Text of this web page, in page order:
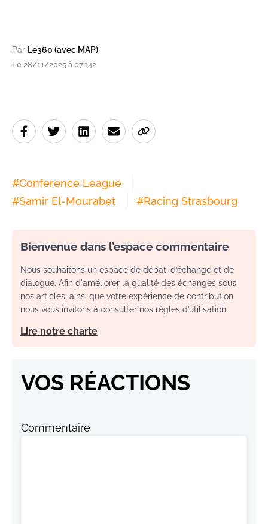
Par Le360 (avec MAP)
Le 28/11/2025 à 07h42
#Conference League
#Samir El-Mourabet #Racing Strasbourg
Bienvenue dans l’espace commentaire
Nous souhaitons un espace de débat, d’échange et de
dialogue. Afin d'améliorer la qualité des échanges sous
nos articles, ainsi que votre expérience de contribution,
nous vous invitons à consulter nos règles d’utilisation.
Lire notre charte
VOS RÉACTIONS
Commentaire